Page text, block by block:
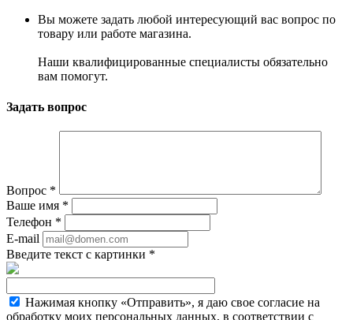
Вы можете задать любой интересующий вас вопрос по
товару или работе магазина.
Наши квалифицированные специалисты обязательно
вам помогут.
Задать вопрос
Вопрос *
Ваше имя *
Телефон *
E-mail
Введите текст с картинки *
Нажимая кнопку «Отправить», я даю свое согласие на
обработку моих персональных данных, в соответствии с